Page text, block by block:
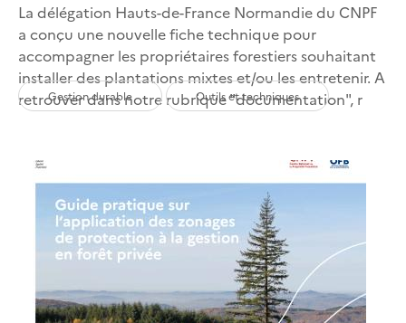
La délégation Hauts-de-France Normandie du CNPF
a conçu une nouvelle fiche technique pour
accompagner les propriétaires forestiers souhaitant
installer des plantations mixtes et/ou les entretenir. A
retrouver dans notre rubrique "documentation", r
Gestion durable Outils et techniques